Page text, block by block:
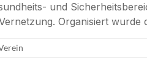
und
Organisiert wurde